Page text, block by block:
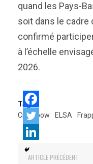
quand les Pays-
soit dans le cadre
confirmé
à l’échelle
2026.
Tags:
Crossbow
ELSA
ARTICLE PRÉCÉDENT